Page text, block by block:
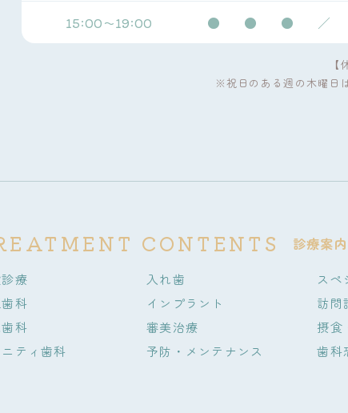
15:00～19:00 ● ● ● ／
※祝日のある週の木曜日
CONTENTS 診療案内
療
科
科
ティ歯科
入れ歯
インプラント
審美治療
予防・メンテナンス
スペ
訪問
摂食
歯科